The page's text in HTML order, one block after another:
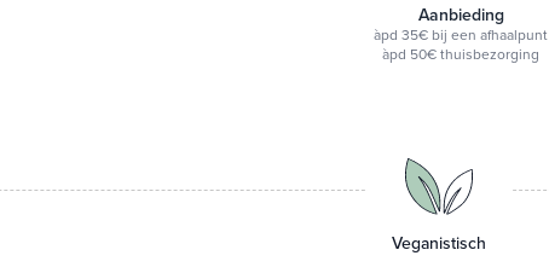
Aanbieding
àpd 35€ bij een afhaalpunt
àpd 50€ thuisbezorging
Veganistisch